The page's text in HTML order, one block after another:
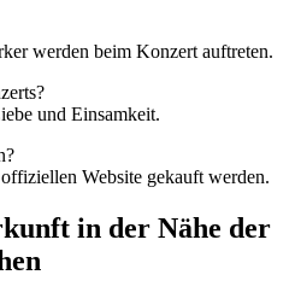
werden beim Konzert auftreten.
und Einsamkeit.
Website gekauft werden.
in der Nähe der